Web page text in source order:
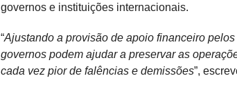
governos e instituições internacionais.
“Ajustando a provisão de apoio financeiro
governos podem ajudar a preservar as
cada vez pior de falências e demissões”,